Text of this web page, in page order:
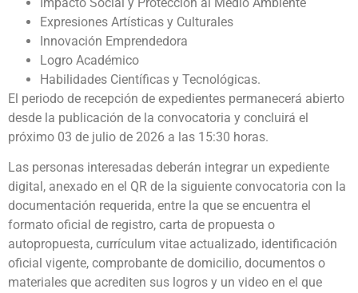
Expresiones Artísticas y Culturales
Innovación Emprendedora
Logro Académico
Habilidades Científicas y Tecnológicas.
El periodo de recepción de expedientes permanecerá abierto
desde la publicación de la convocatoria y concluirá el
próximo 03 de julio de 2026 a las 15:30 horas.
Las personas interesadas deberán integrar un expediente
digital, anexado en el QR de la siguiente convocatoria con la
documentación requerida, entre la que se encuentra el
formato oficial de registro, carta de propuesta o
autopropuesta, currículum vitae actualizado, identificación
oficial vigente, comprobante de domicilio, documentos o
materiales que acrediten sus logros y un video en el que